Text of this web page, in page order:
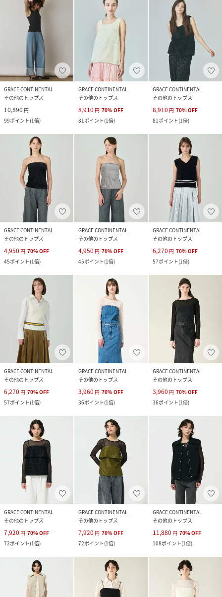
GRACE CONTINENTAL
その他のトップス
10,890 円
99ポイント(1倍)
GRACE CONTINENTAL
その他のトップス
8,910 円 70%OFF
81ポイント(1倍)
GRACE CONTINENTAL
その他のトップス
8,910 円 70%OFF
81ポイント(1倍)
GRACE CONTINENTAL
その他のトップス
4,950 円 70%OFF
45ポイント(1倍)
GRACE CONTINENTAL
その他のトップス
4,950 円 70%OFF
45ポイント(1倍)
GRACE CONTINENTAL
その他のトップス
6,270 円 70%OFF
57ポイント(1倍)
GRACE CONTINENTAL
その他のトップス
6,270 円 70%OFF
57ポイント(1倍)
GRACE CONTINENTAL
その他のトップス
3,960 円 70%OFF
36ポイント(1倍)
GRACE CONTINENTAL
その他のトップス
3,960 円 70%OFF
36ポイント(1倍)
GRACE CONTINENTAL
その他のトップス
7,920 円 70%OFF
72ポイント(1倍)
GRACE CONTINENTAL
その他のトップス
7,920 円 70%OFF
72ポイント(1倍)
GRACE CONTINENTAL
その他のトップス
11,880 円 70%OFF
108ポイント(1倍)